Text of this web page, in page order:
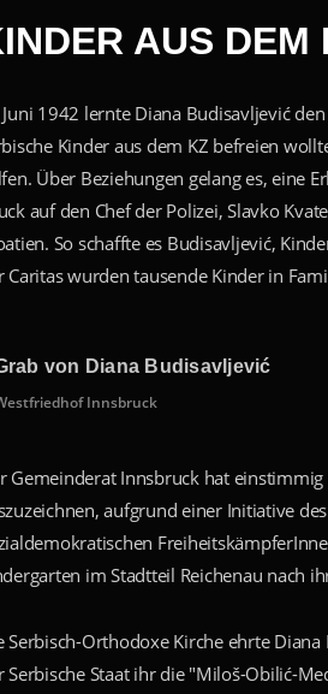
AUS DEM
1942 lernte Diana Budisavljević
Kinder aus dem KZ befreien
Über Beziehungen gelang es, eine
auf den Chef der Polizei, Slavko
So schaffte es Budisavljević,
Caritas wurden tausende Kinder in
von Diana Budisavljević
Innsbruck
Gemeinderat Innsbruck hat
aufgrund einer Initiative
im Stadtteil Reichenau nach
Serbisch-Orthodoxe Kirche ehrte
Serbische Staat ihr die "Miloš-Obilić-